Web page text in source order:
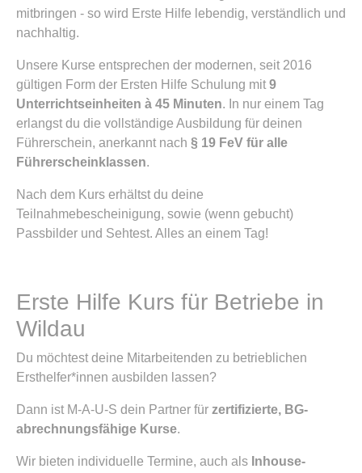
mitbringen - so wird Erste Hilfe lebendig, verständlich und
nachhaltig.
Unsere Kurse entsprechen der modernen, seit 2016
gültigen Form der Ersten Hilfe Schulung mit 9
Unterrichtseinheiten à 45 Minuten. In nur einem Tag
erlangst du die vollständige Ausbildung für deinen
Führerschein, anerkannt nach § 19 FeV für alle
Führerscheinklassen.
Nach dem Kurs erhältst du deine
Teilnahmebescheinigung, sowie (wenn gebucht)
Passbilder und Sehtest. Alles an einem Tag!
Erste Hilfe Kurs für Betriebe in
Wildau
Du möchtest deine Mitarbeitenden zu betrieblichen
Ersthelfer*innen ausbilden lassen?
Dann ist M-A-U-S dein Partner für zertifizierte, BG-
abrechnungsfähige Kurse.
Wir bieten individuelle Termine, auch als Inhouse-